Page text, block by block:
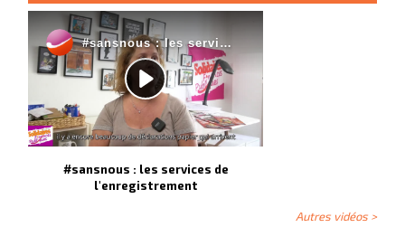
#sansnous : les services de
l'enregistrement
Autres vidéos >